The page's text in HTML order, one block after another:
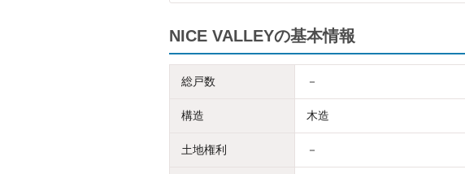
NICE VALLEYの基本情報
総戸数 －
構造 木造
土地権利 －